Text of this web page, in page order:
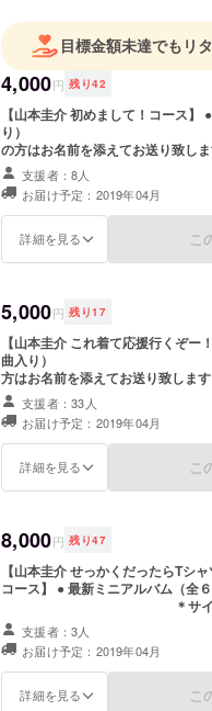
目標金額未達でもリ
4,000円 残り42
【山本圭介 初めまして！コース】 ● 最新ミニアルバム（全６曲入
り） ＊サイン
の方はお名前を添えてお送り致します ●オリジナルタオル（ク
ファンディング限定カラー）
支援者：8人
お届け予定：2019年04月
詳細を見る こ
5,000円 残り17
【山本圭介 これ着て応援行くぞー！コース】 ● 最新ミニ
曲入り） ＊サイン
方はお名前を添えてお送り致します ●オリジナルTシャツ（クラウドファ
ンディング限定カラーor限定デザ
M・ L からお選びください
支援者：33人
お届け予定：2019年04月
詳細を見る こ
8,000円 残り47
【山本圭介 せっかくだったらTシ
コース】 ● 最新ミニアルバム（全６曲入り）
＊サインをご希望
送り致します ●オリジナルタオル（クラウドファンディング限定カ
ラー） ●オリジナルTシャツ（クラウドファンディング限定カラーor限定
デザイン予定） ＊サイズはSS・
山本圭介ミニアルバム記念ポスト
ちのどちらか１つをお選び頂けま
支援者：3人
お届け予定：2019年04月
詳細を見る こ